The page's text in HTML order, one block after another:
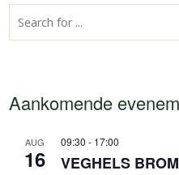
Aankomende
AUG
16
09:30 - 17:00
VEGHELS